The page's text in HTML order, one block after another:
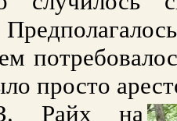
просто
Райх на